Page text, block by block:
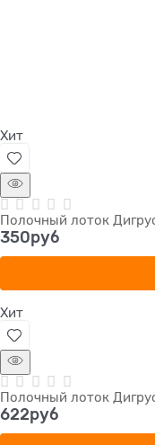
Хит
Полочный лоток
350руб
Хит
Полочный лоток
622руб